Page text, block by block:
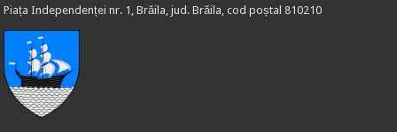
Piața Independenței nr. 1, Brăila, jud. Brăila, cod poștal 810210